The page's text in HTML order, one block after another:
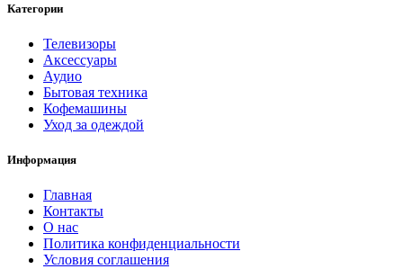
Категории
Телевизоры
Аксессуары
Аудио
Бытовая техника
Кофемашины
Уход за одеждой
Информация
Главная
Контакты
О нас
Политика конфиденциальности
Условия соглашения